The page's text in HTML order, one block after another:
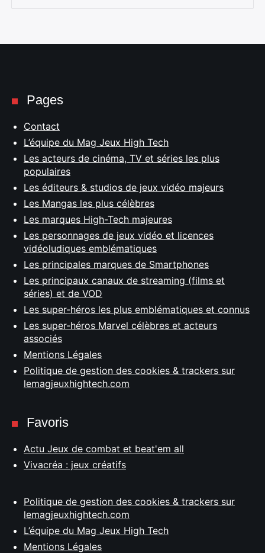
Pages
Contact
L’équipe du Mag Jeux High Tech
Les acteurs de cinéma, TV et séries les plus
populaires
Les éditeurs & studios de jeux vidéo majeurs
Les Mangas les plus célèbres
Les marques High-Tech majeures
Les personnages de jeux vidéo et licences
vidéoludiques emblématiques
Les principales marques de Smartphones
Les principaux canaux de streaming (films et
séries) et de VOD
Les super-héros les plus emblématiques et connus
Les super-héros Marvel célèbres et acteurs
associés
Mentions Légales
Politique de gestion des cookies & trackers sur
lemagjeuxhightech.com
Favoris
Actu Jeux de combat et beat'em all
Vivacréa : jeux créatifs
Politique de gestion des cookies & trackers sur
lemagjeuxhightech.com
L’équipe du Mag Jeux High Tech
Mentions Légales